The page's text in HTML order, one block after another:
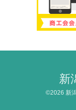
新
©2026 新